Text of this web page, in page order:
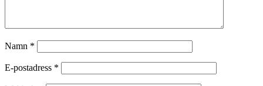
Namn *
E-postadress *